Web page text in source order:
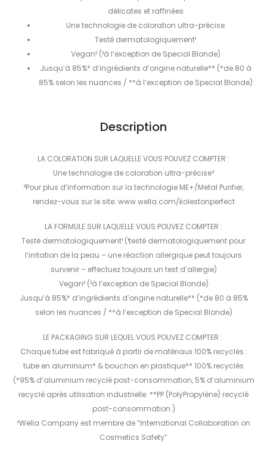
délicates et raffinées
Une technologie de coloration ultra-précise
Testé dermatologiquement¹
Vegan² (²à l’exception de Special Blonde)
Jusqu’à 85%* d’ingrédients d’origine naturelle** (*de 80 à
85% selon les nuances / **à l’exception de Special Blonde)
Description
LA COLORATION SUR LAQUELLE VOUS POUVEZ COMPTER :
Une technologie de coloration ultra-précise³
³Pour plus d’information sur la technologie ME+/Metal Purifier,
rendez-vous sur le site: www.wella.com/kolestonperfect
LA FORMULE SUR LAQUELLE VOUS POUVEZ COMPTER :
Testé dermatologiquement¹ (¹testé dermatologiquement pour
l’irritation de la peau – une réaction allergique peut toujours
survenir – effectuez toujours un test d’allergie)
Vegan² (²à l’exception de Special Blonde)
Jusqu’à 85%* d’ingrédients d’origine naturelle** (*de 80 à 85%
selon les nuances / **à l’exception de Special Blonde)
LE PACKAGING SUR LEQUEL VOUS POUVEZ COMPTER :
Chaque tube est fabriqué à partir de matériaux 100% recyclés :
tube en aluminium* & bouchon en plastique** 100% recyclés
(*95% d’aluminium recyclé post-consommation, 5% d’aluminium
recyclé après utilisation industrielle. **PP (PolyPropylène) recyclé
post-consommation.)
⁴Wella Company est membre de “International Collaboration on
Cosmetics Safety”